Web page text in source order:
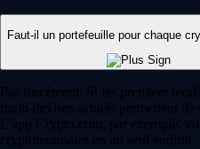
Faut-il un portefeuille pour chaque
Pas forcément. Si les premiers
multi-devises actuels permettent
L'app Crypto.com, par exemple,
cryptomonnaies en un seul endroit.